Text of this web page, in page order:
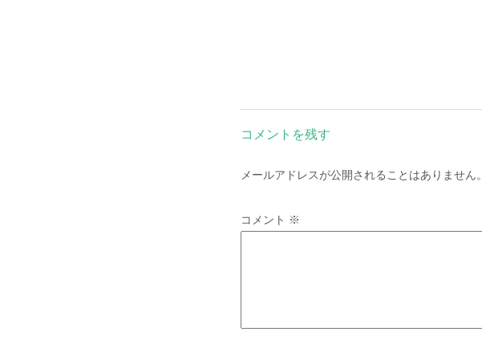
コメントを残す
メールアドレスが公開されることはありません。
コメント ※